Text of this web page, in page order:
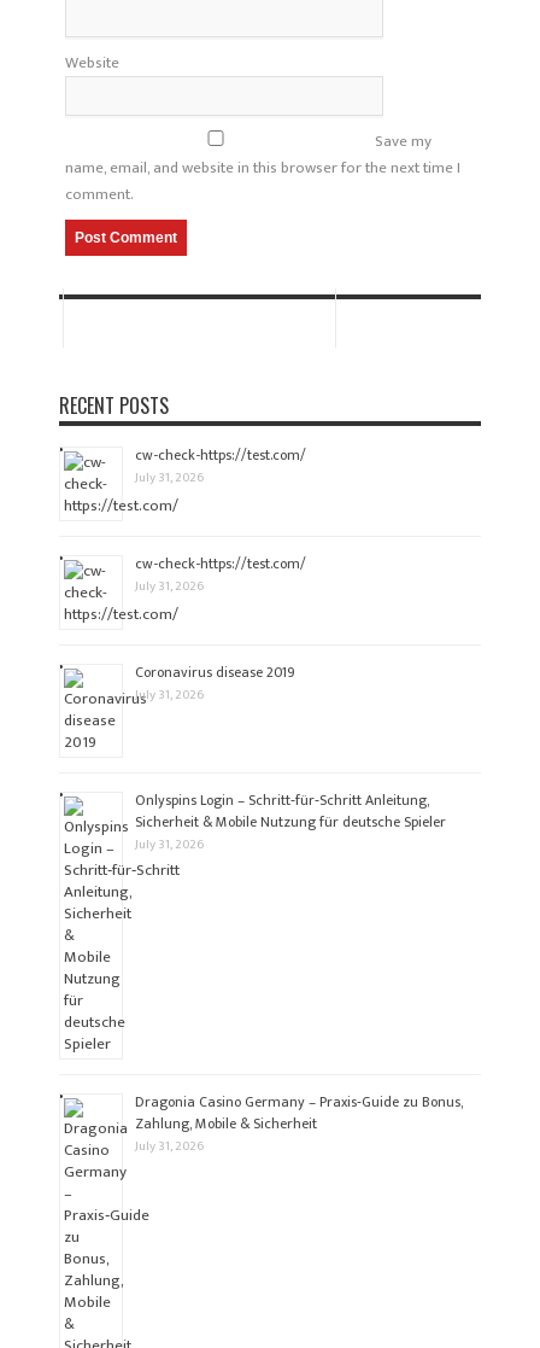
Website
Save my
name, email, and website in this browser for the next time I
comment.
RECENT POSTS
cw-check-https://test.com/
July 31, 2026
cw-check-https://test.com/
July 31, 2026
Coronavirus disease 2019
July 31, 2026
Onlyspins Login – Schritt‑für‑Schritt Anleitung,
Sicherheit & Mobile Nutzung für deutsche Spieler
July 31, 2026
Dragonia Casino Germany – Praxis‑Guide zu Bonus,
Zahlung, Mobile & Sicherheit
July 31, 2026